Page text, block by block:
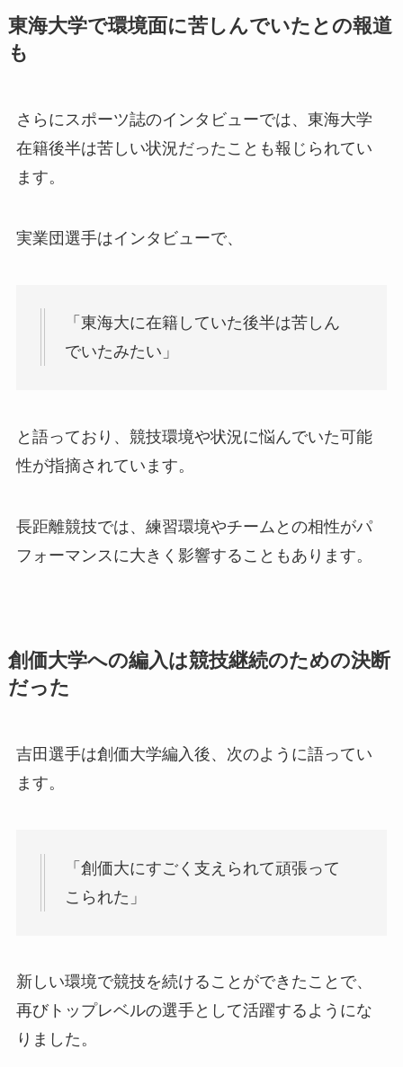
東海大学で環境面に苦しんでいたとの報道
も
さらにスポーツ誌のインタビューでは、東海大学
在籍後半は苦しい状況だったことも報じられてい
ます。
実業団選手はインタビューで、
「東海大に在籍していた後半は苦しん
でいたみたい」
と語っており、競技環境や状況に悩んでいた可能
性が指摘されています。
長距離競技では、練習環境やチームとの相性がパ
フォーマンスに大きく影響することもあります。
創価大学への編入は競技継続のための決断
だった
吉田選手は創価大学編入後、次のように語ってい
ます。
「創価大にすごく支えられて頑張って
こられた」
新しい環境で競技を続けることができたことで、
再びトップレベルの選手として活躍するようにな
りました。